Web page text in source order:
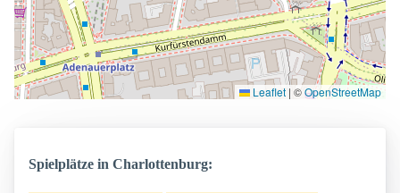
Leaflet | ©OpenStreetMap
Spielplätze in Charlottenburg: